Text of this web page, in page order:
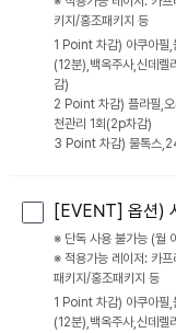
키지/홍조패키지 등
1 Point 차감) 아쿠아필,
(12분),백옥주사,신데렐
감)
2 Point 차감) 플라필,
천관리 1회(2p차감)
3 Point 차감) 물톡스
[EVENT] 옵션)
※ 단독 사용 불가능 (월
※ 적용가능 레이저: 카
패키지/홍조패키지 등
1 Point 차감) 아쿠아필,
(12분),백옥주사,신데렐